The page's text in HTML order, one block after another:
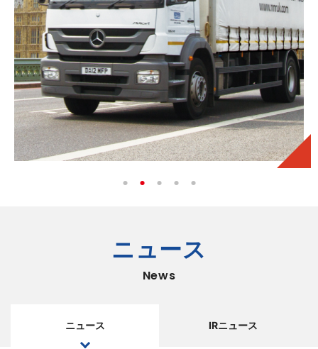
ニュース
News
ニュース IRニュース